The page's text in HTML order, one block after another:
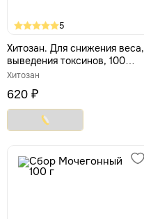
5
Хитозан. Для снижения веса,
выведения токсинов, 100
капсул по 500 мг
Хитозан
620 ₽